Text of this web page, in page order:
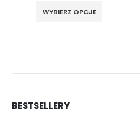
wynosiła:
849,00 zł.
WYBIERZ OPCJE
BESTSELLERY